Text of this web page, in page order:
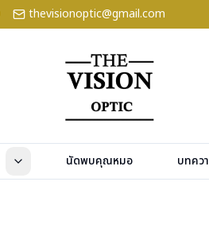
thevisionoptic@gmail.com
นัดพบคุณหมอ บทคว